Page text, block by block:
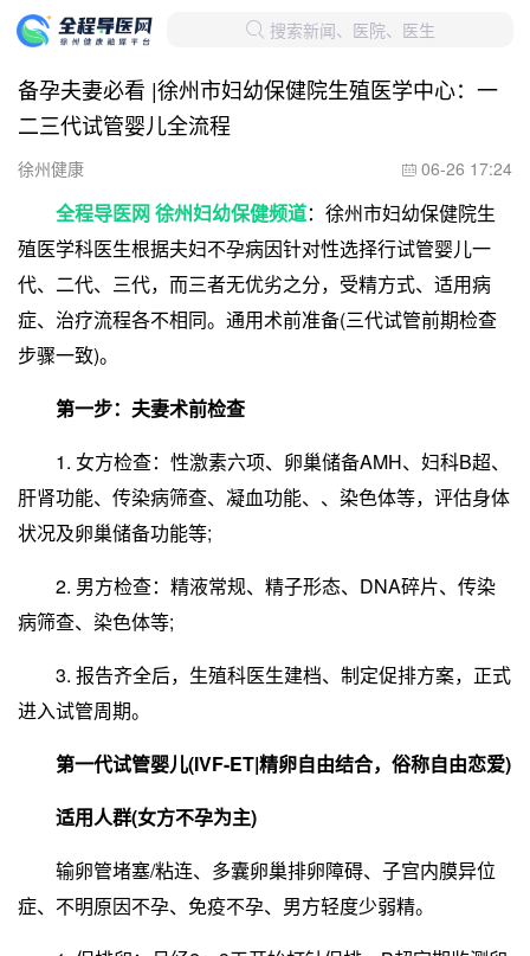
 搜索新闻、医院、医生
备孕夫妻必看 |徐州市妇幼保健院生殖医学中心：一
二三代试管婴儿全流程
徐州健康  06-26 17:24
全程导医网 徐州妇幼保健频道：徐州市妇幼保健院生
殖医学科医生根据夫妇不孕病因针对性选择行试管婴儿一
代、二代、三代，而三者无优劣之分，受精方式、适用病
症、治疗流程各不相同。通用术前准备(三代试管前期检查
步骤一致)。
第一步：夫妻术前检查
1. 女方检查：性激素六项、卵巢储备AMH、妇科B超、
肝肾功能、传染病筛查、凝血功能、、染色体等，评估身体
状况及卵巢储备功能等;
2. 男方检查：精液常规、精子形态、DNA碎片、传染
病筛查、染色体等;
3. 报告齐全后，生殖科医生建档、制定促排方案，正式
进入试管周期。
第一代试管婴儿(IVF-ET|精卵自由结合，俗称自由恋爱)
适用人群(女方不孕为主)
输卵管堵塞/粘连、多囊卵巢排卵障碍、子宫内膜异位
症、不明原因不孕、免疫不孕、男方轻度少弱精。